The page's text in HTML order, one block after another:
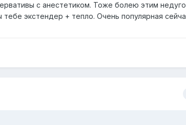
с анестетиком. Тоже болею этим
экстендер + тепло. Очень популярная